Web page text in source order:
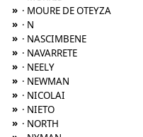
» · MOURE DE OTEYZA
» · N
» · NASCIMBENE
» · NAVARRETE
» · NEELY
» · NEWMAN
» · NICOLAI
» · NIETO
» · NORTH